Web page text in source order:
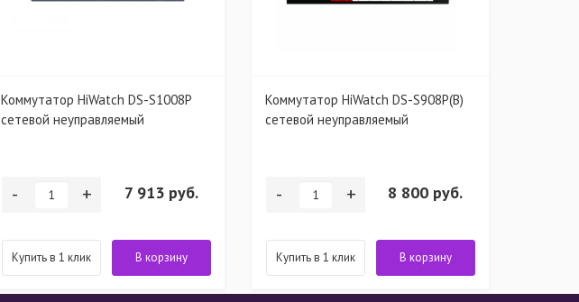
Коммутатор HiWatch DS-S1008P
сетевой неуправляемый
- + 7 913 руб.
Купить в 1 клик В корзину
Коммутатор HiWatch DS-S908P(B)
сетевой неуправляемый
- + 8 800 руб.
Купить в 1 клик В корзину